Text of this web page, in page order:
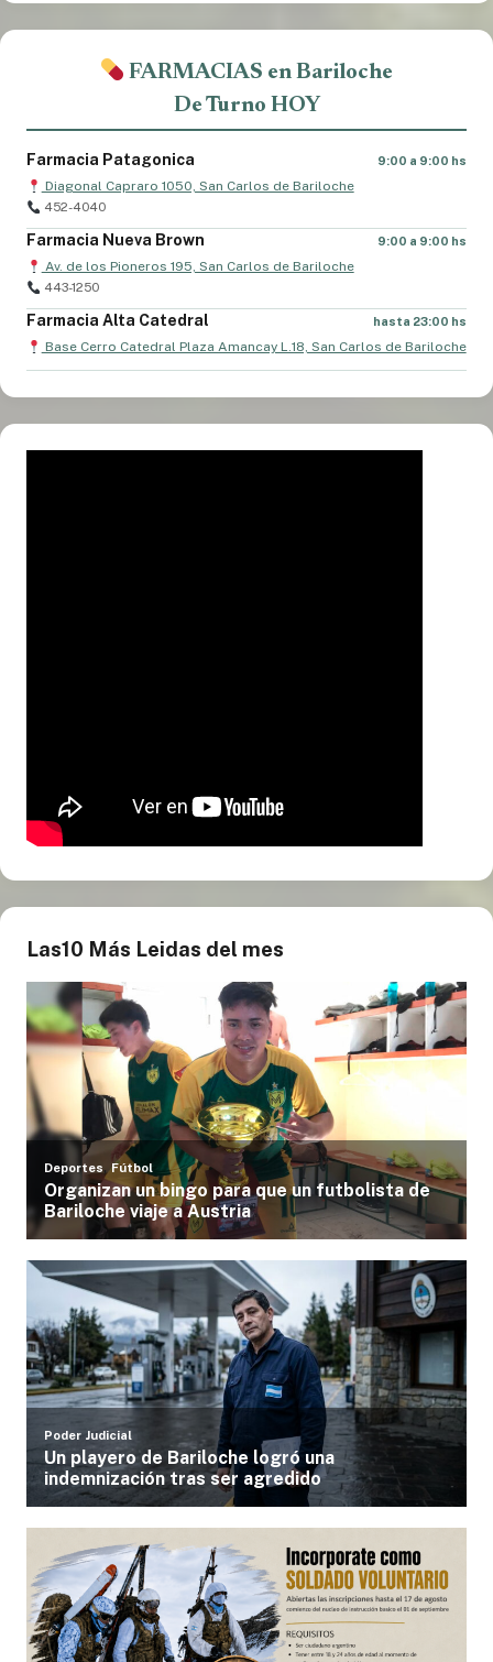
FARMACIAS en Bariloche
De Turno HOY
Farmacia Patagonica 9:00 a 9:00 hs
Diagonal Capraro 1050, San Carlos de Bariloche
452-4040
Farmacia Nueva Brown 9:00 a 9:00 hs
Av. de los Pioneros 195, San Carlos de Bariloche
443-1250
Farmacia Alta Catedral hasta 23:00 hs
Base Cerro Catedral Plaza Amancay L.18, San Carlos de Bariloche
Las10 Más Leidas del mes